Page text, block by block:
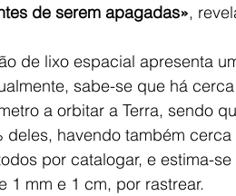
de serem apagadas»,
de lixo espacial apresenta
sabe-se que há
a orbitar a Terra, sendo
havendo também
por catalogar, e estima-
1 mm e 1 cm, por rastrear.